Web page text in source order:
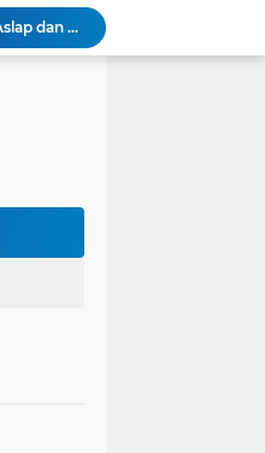
Mitra Usaha Bina Bangsa Pasar Keong #002 Geram Terhadap Aslap dan Kepala SPPG, BGN Terapkan Zero Tolerance - Terancam Dipecat!
Progres 10 Hari, Pemeliharaan Jaringan Irigasi Tersier di Desa Gumuruh Cileles Berjalan Lancar Sesuai SOP
Kapolda Banten Hadiri Ground Breaking Pembangunan Gedung Kantor DPD RI di Ibu Kota Provinsi Banten